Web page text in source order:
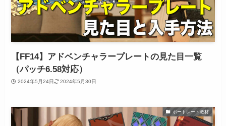
【FF14】アドベンチャラープレートの見た目一覧
（パッチ6.58対応）
2024年5月24日 2024年5月30日
ポートレート教材